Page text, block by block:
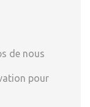
de nous
pour